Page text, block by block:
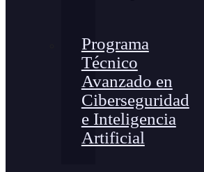
Programa
Técnico
Avanzado en
Ciberseguridad
e Inteligencia
Artificial